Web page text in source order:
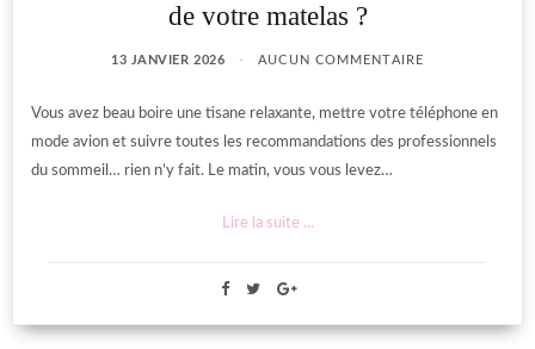
de votre matelas ?
13 JANVIER 2026 AUCUN COMMENTAIRE
Vous avez beau boire une tisane relaxante, mettre votre téléphone en
mode avion et suivre toutes les recommandations des professionnels
du sommeil… rien n’y fait. Le matin, vous vous levez…
Lire la suite ...